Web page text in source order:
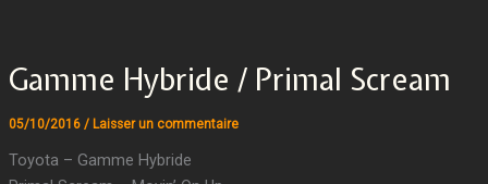
Gamme Hybride / Primal Scream
05/10/2016 / Laisser un commentaire
Toyota – Gamme Hybride